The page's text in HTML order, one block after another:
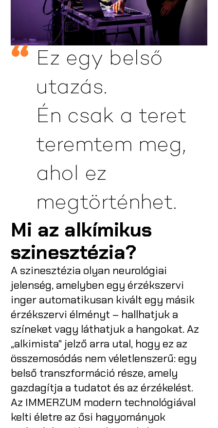
Ez egy belső
utazás.
Én csak a teret
teremtem meg,
ahol ez
megtörténhet.
Mi az alkímikus
szinesztézia?
A szinesztézia olyan neurológiai
jelenség, amelyben egy érzékszervi
inger automatikusan kivált egy másik
érzékszervi élményt – hallhatjuk a
színeket vagy láthatjuk a hangokat. Az
„alkimista" jelző arra utal, hogy ez az
összemosódás nem véletlenszerű: egy
belső transzformáció része, amely
gazdagítja a tudatot és az érzékelést.
Az IMMERZUM modern technológiával
kelti életre az ősi hagyományok